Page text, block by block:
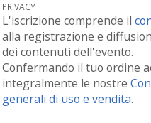
PRIVACY
L'iscrizione comprende il
alla registrazione e
dei contenuti dell'evento.
Confermando il tuo ordine
integralmente le nostre
generali di uso e vendita.